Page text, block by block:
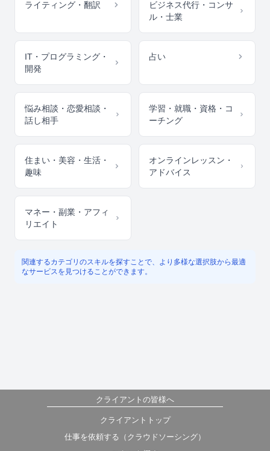
ライティング・翻訳
ビジネス代行・コンサ
ル・士業
IT・プログラミング・
開発
占い
悩み相談・恋愛相談・
話し相手
学習・就職・資格・コ
ーチング
住まい・美容・生活・
趣味
オンラインレッスン・
アドバイス
マネー・副業・アフィ
リエイト
関連するカテゴリのスキルを探すことで、より多様な選択肢から最適
なサービスを見つけることができます。
クライアントの皆様へ
クライアントトップ
仕事を依頼する（クラウドソーシング）